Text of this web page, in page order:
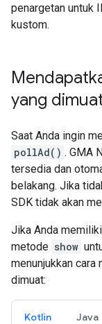
penargetan untuk
kustom.
yang
Saat Anda ingin
pollAd() . GMA
tersedia dan
belakang. Jika
SDK tidak akan
Jika Anda
metode show
menunjukkan cara
dimuat:
Kotlin Java